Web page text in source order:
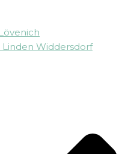
Widdersdorf